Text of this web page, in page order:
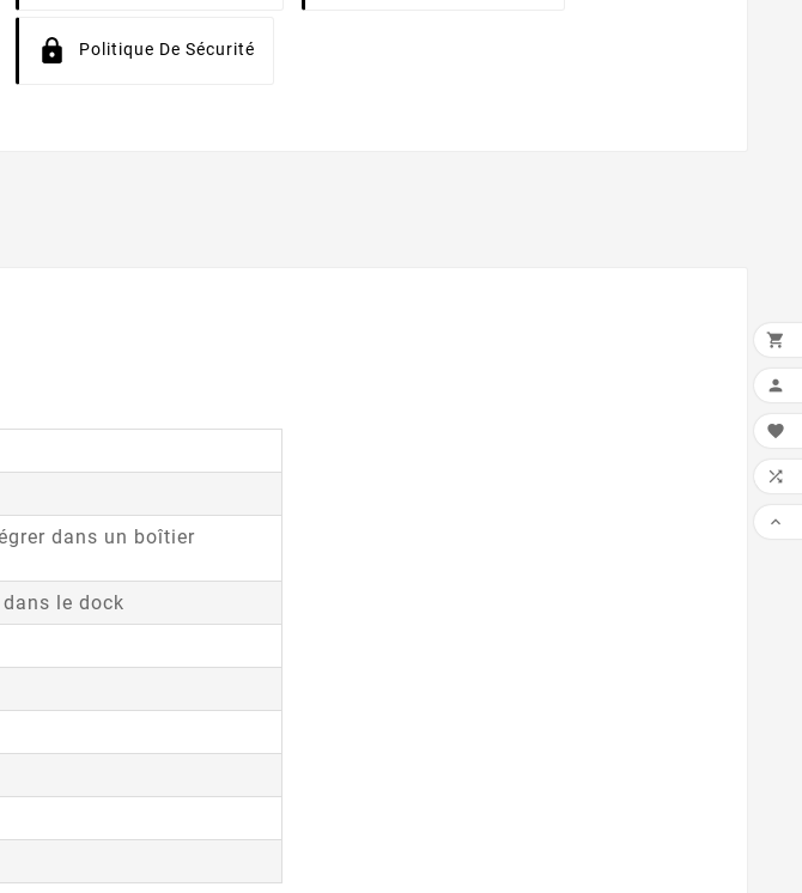
Politique De Sécurité
dans un boîtier
le dock




